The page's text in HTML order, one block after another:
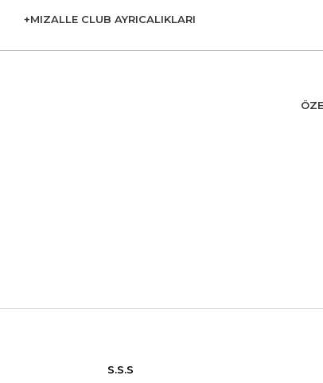
+MIZALLE CLUB AYRICALIKLARI
S.S.S